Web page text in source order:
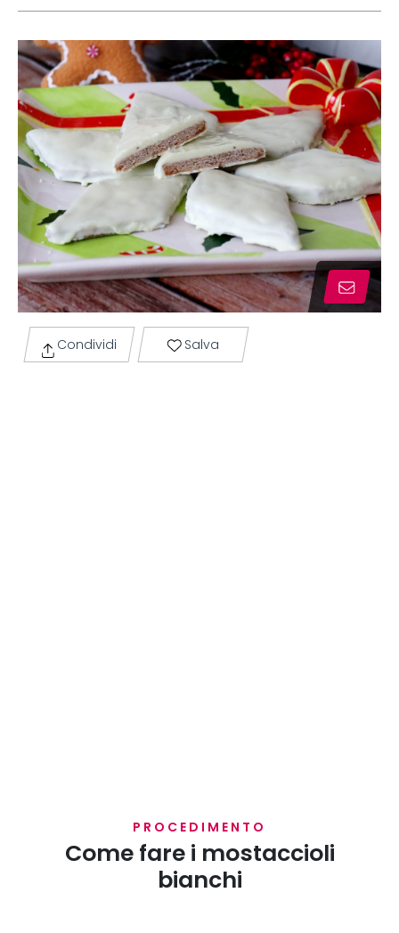
Condividi Salva
PROCEDIMENTO
Come fare i mostaccioli
bianchi